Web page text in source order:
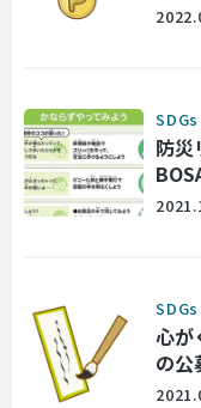
SDGs
防災
SDGs
心が
の公